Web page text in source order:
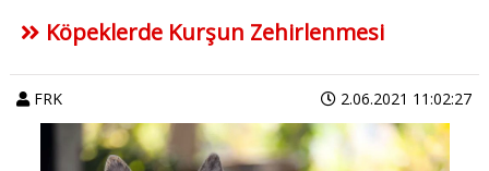
Köpeklerde Kurşun Zehirlenmesi
FRK 2.06.2021 11:02:27